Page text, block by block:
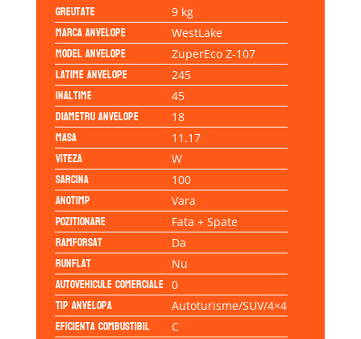
Greutate 9 kg
Marca anvelope WestLake
Model anvelope ZuperEco Z-107
Latime anvelope 245
Inaltime 45
Diametru anvelope 18
Masa 11.17
Viteza W
Sarcina 100
Anotimp Vara
Pozitionare Fata + Spate
Ramforsat Da
Runflat Nu
Autovehicule comerciale 0
Tip anvelopa Autoturisme/SUV/4×4
Eficienta Combustibil C